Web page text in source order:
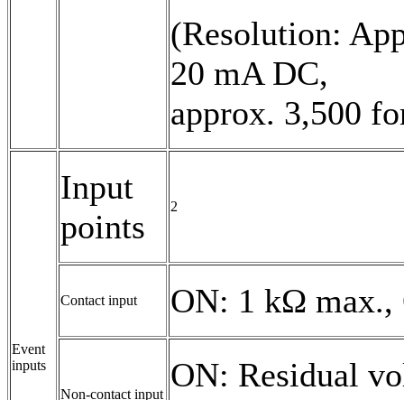
(Resolution:
20 mA DC,
approx. 3,500
Event
inputs
Input
points
2
Contact input ON: 1 kΩ max.,
Non-contact input
ON: Residual